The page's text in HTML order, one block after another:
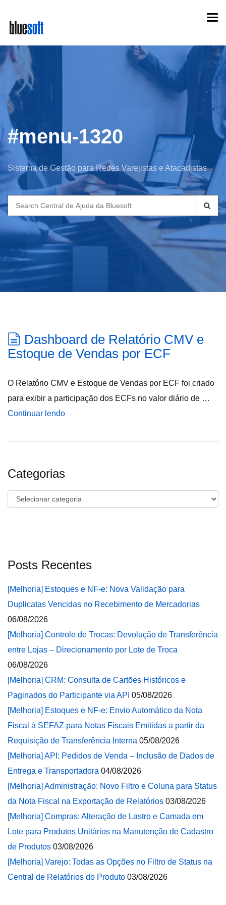
main
content
#menu-1320
Sistema de Gestão para Redes Varejistas e Atacadistas
Search
for:
Dashboard de Relatório CMV e
Estoque de Vendas por ECF
O Relatório CMV e Estoque de Vendas por ECF foi criado
para exibir a participação dos ECFs no valor diário de …
Continuar lendo
Categorias
Categorias
Posts Recentes
[Melhoria] Estoques e NF-e: Nova Validação para
Duplicatas Vencidas no Recebimento de Mercadorias
06/08/2026
[Melhoria] Controle de Trocas: Devolução de Transferência
entre Lojas – Direcionamento por Lote de Troca
06/08/2026
[Melhoria] CRM: Consulta de Cartões Históricos e
Paginados do Participante via API 05/08/2026
[Melhoria] Estoques e NF-e: Envio Automático da Nota
Fiscal à SEFAZ para Notas Fiscais Emitidas a partir da
Requisição de Transferência Interna 05/08/2026
[Melhoria] API: Pedidos de Venda – Inclusão de Dados de
Entrega e Transportadora 04/08/2026
[Melhoria] Administração: Novo Filtro e Coluna para Status
da Nota Fiscal na Exportação de Relatórios 03/08/2026
[Melhoria] Compras: Alteração de Lastro e Camada em
Lote para Produtos Unitários na Manutenção de Cadastro
de Produtos 03/08/2026
[Melhoria] Varejo: Todas as Opções no Filtro de Status na
Central de Relatórios do Produto 03/08/2026